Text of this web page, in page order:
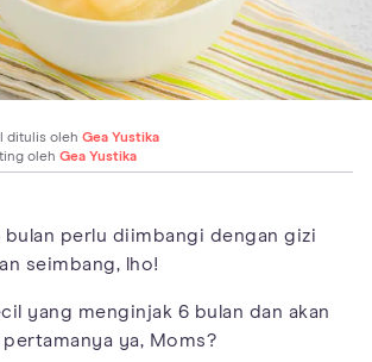
ditulis oleh Gea Yustika
oleh Gea Yustika
bulan perlu diimbangi dengan gizi
seimbang, lho!
yang menginjak 6 bulan dan akan
pertamanya ya, Moms?